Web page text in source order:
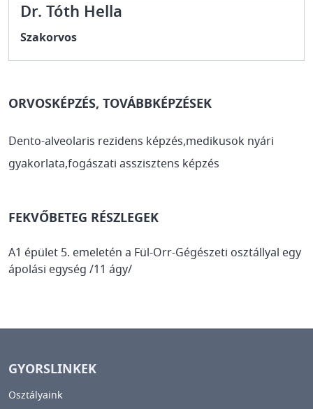
Dr. Tóth Hella
Szakorvos
ORVOSKÉPZÉS, TOVÁBBKÉPZÉSEK
Dento-alveolaris rezidens képzés,medikusok nyári
gyakorlata,fogászati asszisztens képzés
FEKVŐBETEG RÉSZLEGEK
A1 épület 5. emeletén a Fül-Orr-Gégészeti osztállyal egy
ápolási egység /11 ágy/
GYORSLINKEK
Osztályaink